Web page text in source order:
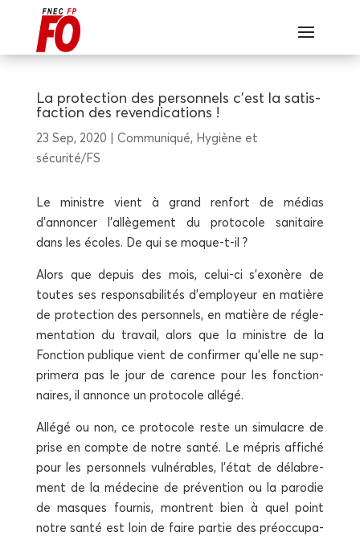
La pro­tec­tion des per­son­nels c’est la satis­
fac­tion des revendications !
23 Sep, 2020 Com­mu­ni­qué, Hygiène et
sécurité/FS
Le ministre vient à grand ren­fort de médias
d’annoncer l’allègement du pro­to­cole sani­taire
dans les écoles. De qui se moque-t-il ?
Alors que depuis des mois, celui-ci s’exonère de
toutes ses res­pon­sa­bi­li­tés d’employeur en matière
de pro­tec­tion des per­son­nels, en matière de régle­
men­ta­tion du tra­vail, alors que la ministre de la
Fonc­tion publique vient de confir­mer qu’elle ne sup­
pri­me­ra pas le jour de carence pour les fonc­tion­
naires, il annonce un pro­to­cole allégé.
Allé­gé ou non, ce pro­to­cole reste un simu­lacre de
prise en compte de notre san­té. Le mépris affi­ché
pour les per­son­nels vul­né­rables, l’état de déla­bre­
ment de la méde­cine de pré­ven­tion ou la paro­die
de masques four­nis, montrent bien à quel point
notre san­té est loin de faire par­tie des pré­oc­cu­pa­